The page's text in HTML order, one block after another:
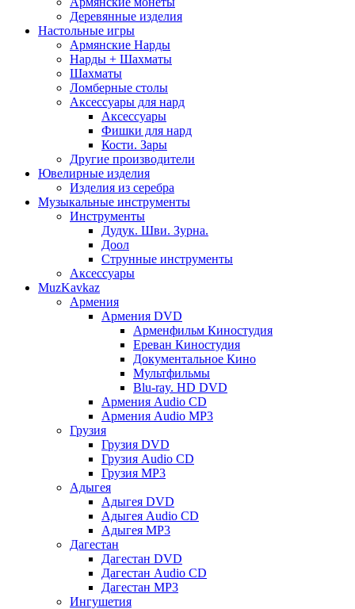
Деревянные изделия
Настольные игры
Армянские Нарды
Нарды + Шахматы
Шахматы
Ломберные столы
Аксессуары для нард
Аксессуары
Фишки для нард
Кости. Зары
Другие производители
Ювелирные изделия
Изделия из серебра
Музыкальные инструменты
Инструменты
Дудук. Шви. Зурна.
Доол
Струнные инструменты
Аксессуары
MuzKavkaz
Армения
Армения DVD
Арменфильм Киностудия
Ереван Киностудия
Документальное Кино
Мультфильмы
Blu-ray. HD DVD
Армения Audio CD
Армения Audio MP3
Грузия
Грузия DVD
Грузия Audio CD
Грузия MP3
Адыгея
Адыгея DVD
Адыгея Audio CD
Адыгея MP3
Дагестан
Дагестан DVD
Дагестан Audio CD
Дагестан MP3
Ингушетия